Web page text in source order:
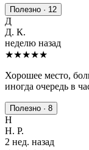
Полезно · 12
Д
Д. К.
неделю назад
★★★★★
Хорошее место,
иногда очередь в
Полезно · 8
Н
Н. Р.
2 нед. назад